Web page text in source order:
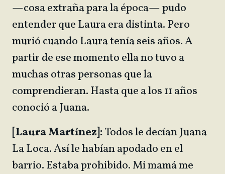
—cosa extraña para la época— pudo
entender que Laura era distinta. Pero
murió cuando Laura tenía seis años. A
partir de ese momento ella no tuvo a
muchas otras personas que la
comprendieran. Hasta que a los 11 años
conoció a Juana.
[Laura Martínez]:Todos le decían Juana
La Loca. Así le habían apodado en el
barrio. Estaba prohibido. Mi mamá me